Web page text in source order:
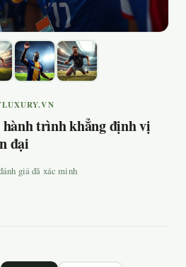
trình khẳng định vị
đại
giá đã xác minh